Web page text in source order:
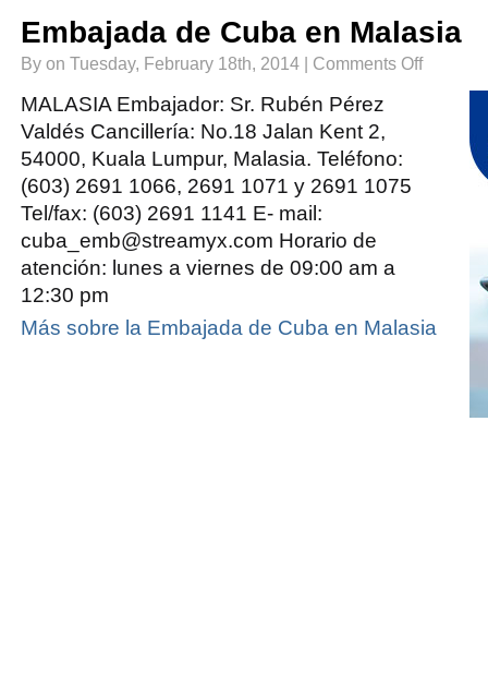
Embajada de Cuba en Malasia
By on Tuesday, February 18th, 2014 | Comments Offon
MALASIA Embajador: Sr. Rubén Pérez
Valdés Cancillería: No.18 Jalan Kent 2,
54000, Kuala Lumpur, Malasia. Teléfono:
(603) 2691 1066, 2691 1071 y 2691 1075
Tel/fax: (603) 2691 1141 E- mail:
cuba_emb@streamyx.com Horario de
atención: lunes a viernes de 09:00 am a
12:30 pm
Más sobre la Embajada de Cuba en Malasia